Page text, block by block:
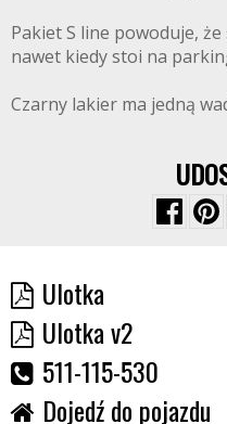
Pakiet S line powoduje,
nawet kiedy stoi na
Czarny lakier ma jedną
Ulotka
Ulotka v2
511-115-530
Dojedź do pojazdu